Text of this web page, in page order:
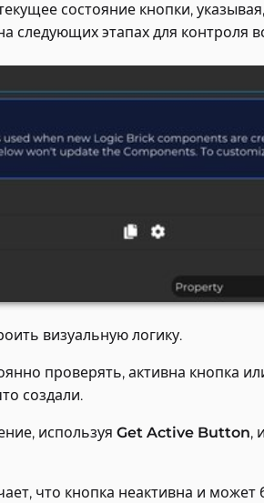
состояние кнопки,
следующих этапах для контроля
визуальную логику.
проверять, активна кнопка
создали.
используя Get Active Button,
что кнопка неактивна и